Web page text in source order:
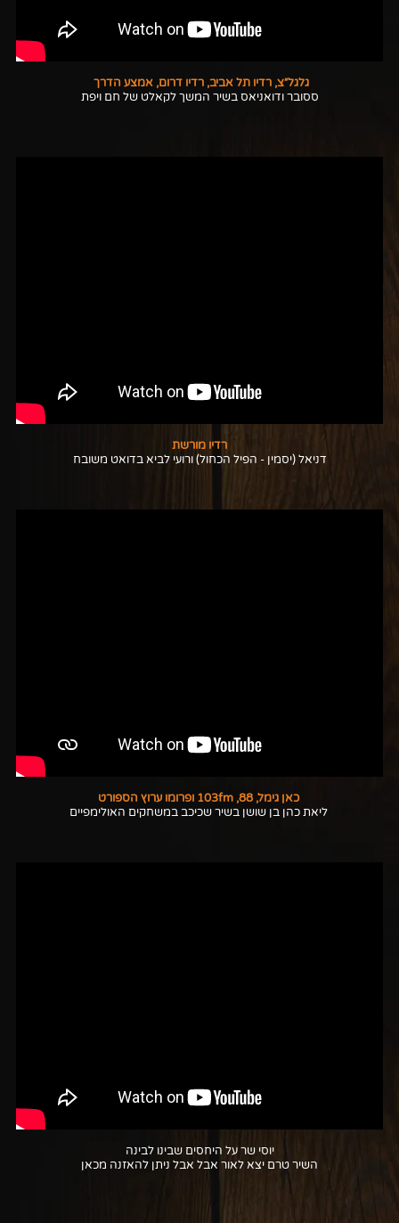
גלגל״צ, רדיו תל אביב, רדיו דרום, אמצע הדרך
ססובר ודואניאס בשיר המשך לקאלט של חם ויפת
רדיו מורשת
דניאל (יסמין - הפיל הכחול) ורועי לביא בדואט משובח
כאן גימל, 88, 103fm ופרומו ערוץ הספורט
ליאת כהן בן שושן בשיר שכיכב במשחקים האולימפיים
יוסי שר על היחסים שבינו לבינה
השיר טרם יצא לאור אבל אבל ניתן להאזנה מכאן